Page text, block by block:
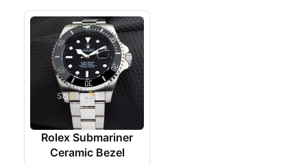
Rolex Submariner
Ceramic Bezel